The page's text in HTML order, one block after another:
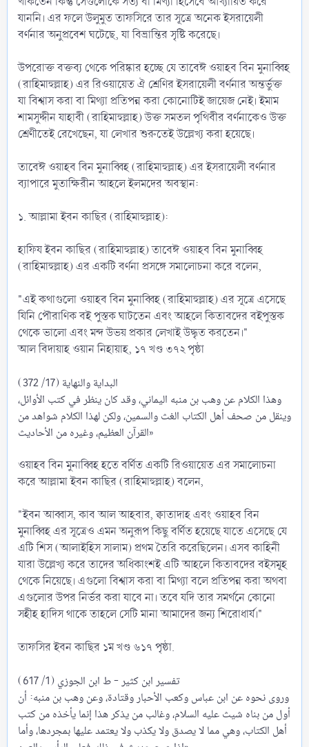
যাননি। এর ফলে উলুমুত তাফসিরে তার সূত্রে অনেক ইসরায়েলী
বর্ণনার অনুপ্রবেশ ঘটেছে, যা বিভ্রান্তির সৃষ্টি করেছে।
উপরোক্ত বক্তব্য থেকে পরিষ্কার হচ্ছে যে তাবেঈ ওয়াহব বিন মুনাব্বিহ
(রাহিমাহুল্লাহ) এর রিওয়ায়েত ঐ শ্রেণির ইসরায়েলী বর্ণনার অন্তর্ভুক্ত
যা বিশ্বাস করা বা মিথ্যা প্রতিপন্ন করা কোনোটিই জায়েজ নেই। ইমাম
শামসুদ্দীন যাহাবী (রাহিমাহুল্লাহ) উক্ত সমতল পৃথিবীর বর্ণনাকেও উক্ত
শ্রেণীতেই রেখেছেন, যা লেখার শুরুতেই উল্লেখ্য করা হয়েছে।
তাবেঈ ওয়াহব বিন মুনাব্বিহ (রাহিমাহুল্লাহ) এর ইসরায়েলী বর্ণনার
ব্যাপারে মুতাক্ষিরীন আহলে ইলমদের অবস্থান:
১. আল্লামা ইবন কাছির (রাহিমাহুল্লাহ):
হাফিয ইবন কাছির (রাহিমাহুল্লাহ) তাবেঈ ওয়াহব বিন মুনাব্বিহ
(রাহিমাহুল্লাহ) এর একটি বর্ণনা প্রসঙ্গে সমালোচনা করে বলেন,
"এই কথাগুলো ওয়াহব বিন মুনাব্বিহ (রাহিমাহুল্লাহ) এর সূত্রে এসেছে
যিনি পৌরাণিক বই পুস্তক ঘাটতেন এবং আহলে কিতাবদের বইপুস্তক
থেকে ভালো এবং মন্দ উভয় প্রকার লেখাই উদ্ধৃত করতেন।"
আল বিদায়াহ ওয়ান নিহায়াহ, ১৭ খণ্ড ৩৭২ পৃষ্ঠা
البداية والنهاية (17/ 372)
وهذا الكلام عن ‌وهب ‌بن ‌منبه اليماني، وقد كان ينظر في كتب الأوائل،
وينقل من صحف ‌أهل ‌الكتاب الغث والسمين، ولكن لهذا الكلام شواهد من
القرآن العظيم، وغيره من الأحاديث»
ওয়াহব বিন মুনাব্বিহ হতে বর্ণিত একটি রিওয়ায়েত এর সমালোচনা
করে আল্লামা ইবন কাছির (রাহিমাহুল্লাহ) বলেন,
"ইবন আব্বাস, কাব আল আহবার, ক্বাতাদাহ এবং ওয়াহব বিন
মুনাব্বিহ এর সূত্রেও এমন অনুরূপ কিছু বর্ণিত হয়েছে যাতে এসেছে যে
এটি শিস (আলাইহিস সালাম) প্রথম তৈরি করেছিলেন। এসব কাহিনী
যারা উল্লেখ্য করে তাদের অধিকাংশই এটি আহলে কিতাবদের বইসমূহ
থেকে নিয়েছে। এগুলো বিশ্বাস করা বা মিথ্যা বলে প্রতিপন্ন করা অথবা
এগুলোর উপর নির্ভর করা যাবে না। তবে যদি তার সমর্থনে কোনো
সহীহ হাদিস থাকে তাহলে সেটি মানা আমাদের জন্য শিরোধার্য।"
তাফসির ইবন কাছির ১ম খণ্ড ৬১৭ পৃষ্ঠা.
تفسير ابن كثير - ط ابن الجوزي (1/ 617)
وروى نحوه عن ابن عباس وكعب الأحبار وقتادة، وعن ‌وهب ‌بن ‌منبه: أن
أول من بناه شيث عليه السلام، وغالب من يذكر هذا إنما يأخذه من كتب
‌أهل ‌الكتاب، وهي مما لا يصدق ولا يكذب ولا يعتمد عليها بمجردها، وأما